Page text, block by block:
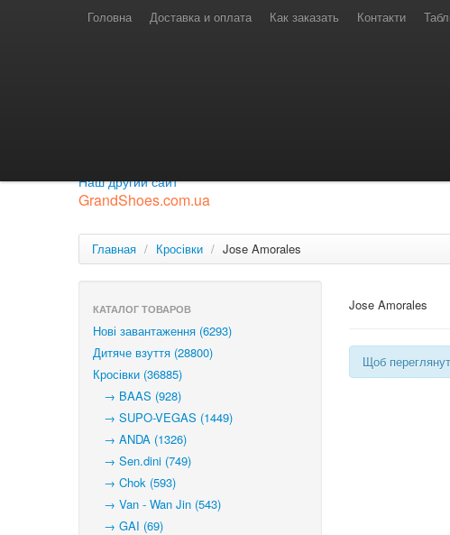
Головна Доставка и оплата Как заказать Контакти
Лайф: (063) 527-76-88 МТС: (050) 967-41-33
Наш другий сайт
GrandShoes.com.ua
Главная / Кросівки / Jose Amorales
КАТАЛОГ ТОВАРОВ
Нові завантаження (6293)
Дитяче взуття (28800)
Кросівки (36885)
→ BAAS (928)
→ SUPO-VEGAS (1449)
→ ANDA (1326)
→ Sen.dini (749)
→ Chok (593)
→ Van - Wan Jin (543)
→ GAI (69)
Jose Amorales
Щоб